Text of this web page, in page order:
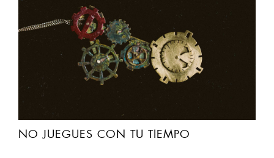
NO JUEGUES CON TU TIEMPO